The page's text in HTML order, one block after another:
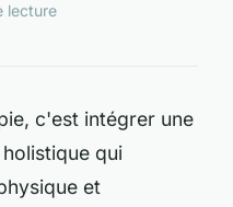
lecture
c'est intégrer une
qui
et